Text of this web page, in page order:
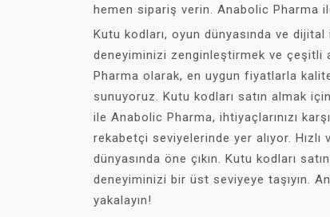
hemen sipariş verin. Anabolic Pharma
Kutu kodları, oyun dünyasında ve
deneyiminizi zenginleştirmek ve çeşitli
Pharma olarak, en uygun fiyatlarla
sunuyoruz. Kutu kodları satın almak
ile Anabolic Pharma, ihtiyaçlarınızı
rekabetçi seviyelerinde yer alıyor.
dünyasında öne çıkın. Kutu kodları
deneyiminizi bir üst seviyeye taşıyın.
yakalayın!